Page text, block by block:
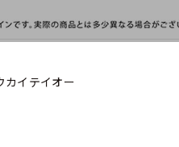
カイテイオー